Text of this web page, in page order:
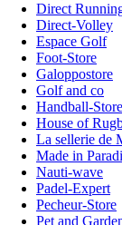
Direct
Direct-Volley
Espace Golf
Foot-Store
Galoppostore
Golf and co
Handball-Store
House of
La sellerie de
Made in
Nauti-wave
Padel-Expert
Pecheur-Store
Pet and